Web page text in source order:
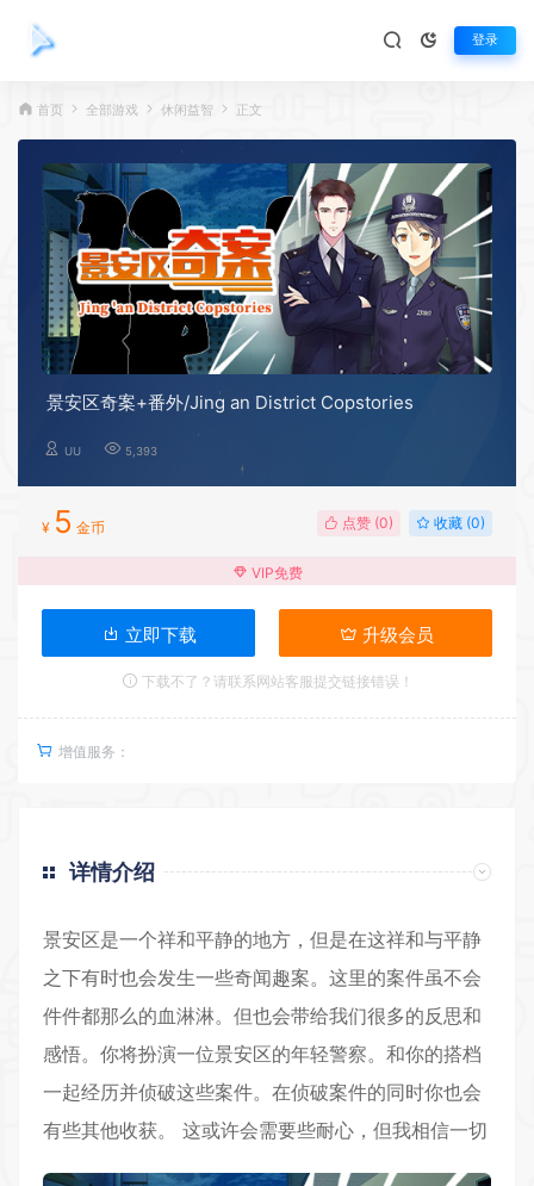
登录
首页 全部游戏 休闲益智 正文
景安区奇案+番外/Jing an District Copstories
UU 5,393
¥ 5 金币 点赞 (0) 收藏 (0)
VIP免费
立即下载 升级会员
下载不了？请联系网站客服提交链接错误！
增值服务：
详情介绍
景安区是一个祥和平静的地方，但是在这祥和与平静
之下有时也会发生一些奇闻趣案。这里的案件虽不会
件件都那么的血淋淋。但也会带给我们很多的反思和
感悟。你将扮演一位景安区的年轻警察。和你的搭档
一起经历并侦破这些案件。在侦破案件的同时你也会
有些其他收获。 这或许会需要些耐心，但我相信一切